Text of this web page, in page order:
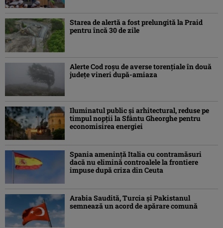
Starea de alertă a fost prelungită la Praid
pentru încă 30 de zile
Alerte Cod roşu de averse torenţiale în două
județe vineri după-amiaza
Iluminatul public şi arhitectural, reduse pe
timpul nopţii la Sfântu Gheorghe pentru
economisirea energiei
Spania ameninţă Italia cu contramăsuri
dacă nu elimină controalele la frontiere
impuse după criza din Ceuta
Arabia Saudită, Turcia şi Pakistanul
semnează un acord de apărare comună